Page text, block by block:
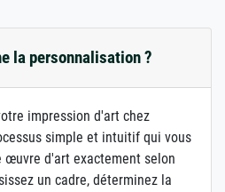
la personnalisation ?
impression d'art chez
simple et intuitif qui vous
œuvre d'art exactement selon
un cadre, déterminez la